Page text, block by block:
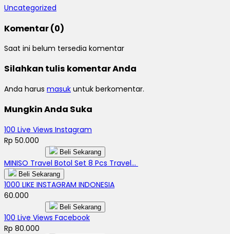
Uncategorized
Komentar (0)
Saat ini belum tersedia komentar
Silahkan tulis komentar Anda
Anda harus masuk untuk berkomentar.
Mungkin Anda Suka
100 Live Views Instagram
Rp 50.000
Beli Sekarang
MINISO Travel Botol Set 8 Pcs Travel...
Beli Sekarang
1000 LIKE INSTAGRAM INDONESIA
60.000
Beli Sekarang
100 Live Views Facebook
Rp 80.000